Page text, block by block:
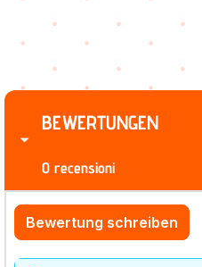
BEWERTUNGEN
0 recensioni
Bewertung schreiben